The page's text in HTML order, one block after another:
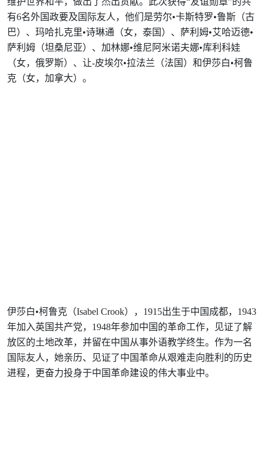
有6名外国政要及国际友人，他们是劳尔•卡斯特罗•鲁斯（古
巴）、玛哈扎克里•诗琳通（女，泰国）、萨利姆•艾哈迈德•
萨利姆（坦桑尼亚）、加林娜•维尼阿米诺夫娜•库利科娃
（女，俄罗斯）、让-皮埃尔•拉法兰（法国）和伊莎白•柯鲁
克（女，加拿大）。
伊莎白•柯鲁克（Isabel Crook），1915出生于中国成都，1943
年加入英国共产党，1948年参加中国的革命工作，见证了解
放区的土地改革，并留在中国从事外语教学终生。作为一名
国际友人，她亲历、见证了中国革命从艰难走向胜利的历史
进程，更奋力投身于中国革命建设的伟大事业中。